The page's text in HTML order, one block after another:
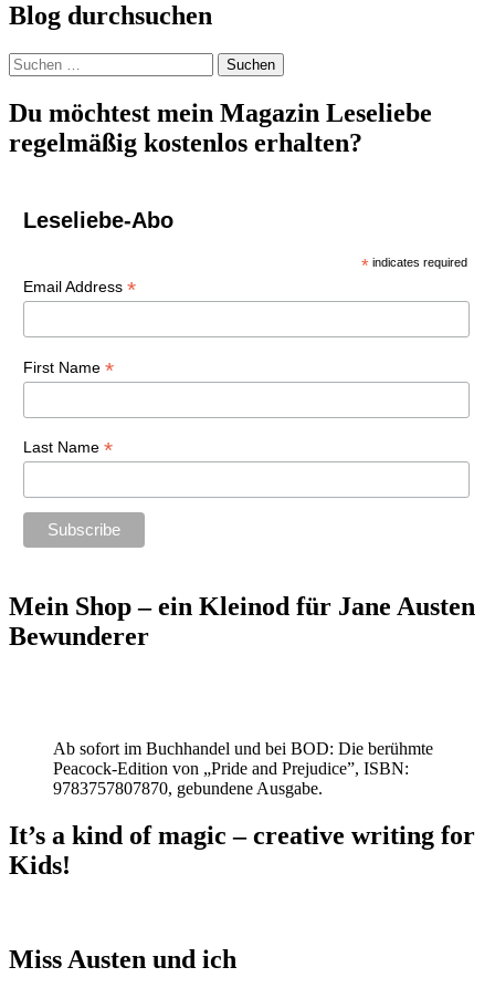
Blog durchsuchen
Suchen
nach:
Du möchtest mein Magazin Leseliebe
regelmäßig kostenlos erhalten?
Leseliebe-Abo
* indicates required
Email Address *
First Name *
Last Name *
Mein Shop – ein Kleinod für Jane Austen
Bewunderer
Ab sofort im Buchhandel und bei BOD: Die berühmte
Peacock-Edition von „Pride and Prejudice”, ISBN:
9783757807870, gebundene Ausgabe.
It’s a kind of magic – creative writing for
Kids!
Miss Austen und ich